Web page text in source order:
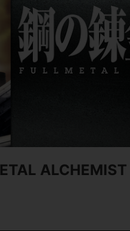
ALCHEMIST